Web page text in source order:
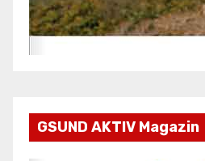
GSUND AKTIV Magazin